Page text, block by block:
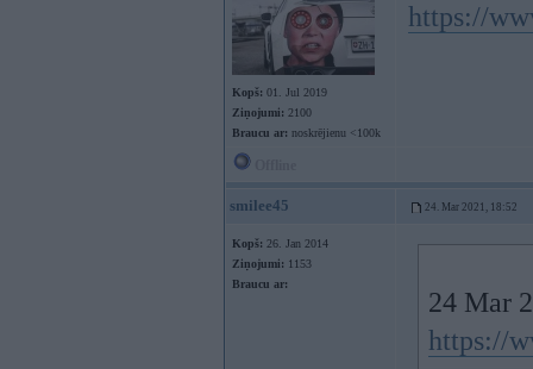
Kopš: 01. Jul 2019
Ziņojumi: 2100
Braucu ar: noskrējienu <100k
https://
smilee45 24. Mar 2021, 18:52
Kopš: 26. Jan 2014
Ziņojumi: 1153
Braucu ar:
24 Mar
https://